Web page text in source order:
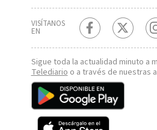
VISÍTANOS
EN
Sigue toda la actualidad minuto a
Telediario o a través de nuestras